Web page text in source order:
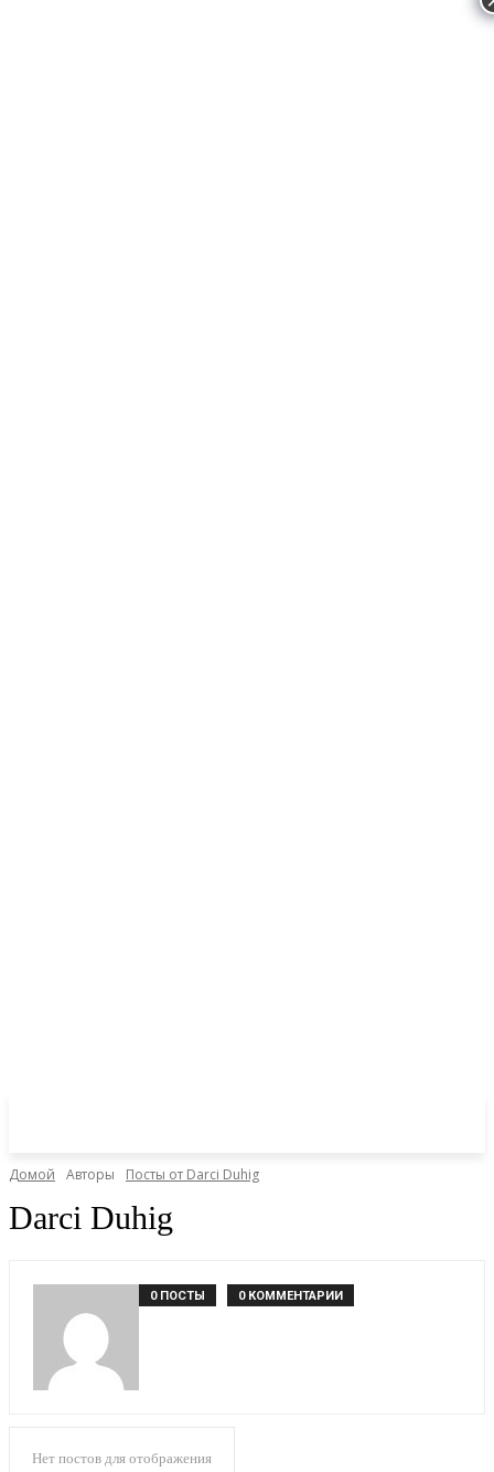
Домой Авторы Посты от Darci Duhig
Darci Duhig
0 ПОСТЫ 0 КОММЕНТАРИИ
Нет постов для отображения